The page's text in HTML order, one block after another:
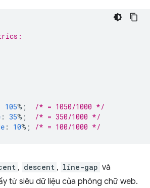
105%;
/* = 1050/1000 */
: 35%;
/* = 350/1000 */
: 10%; /* = 100/1000 */
, descent , line-gap và
từ siêu dữ liệu của phông chữ web.